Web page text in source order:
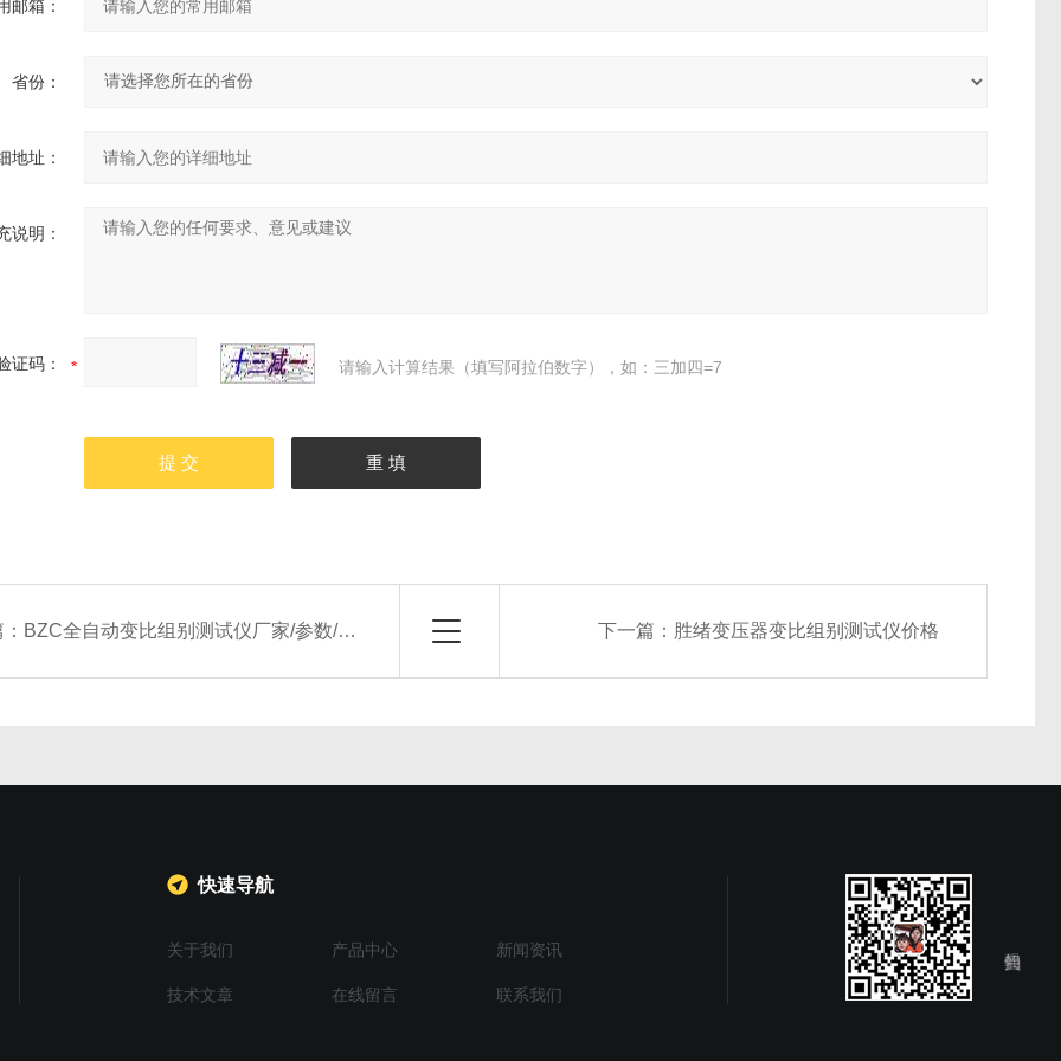
邮箱：
省份：
地址：
说明：
证码： 请输入计算结果（填写阿拉伯数字），如：三加四=7
BZC全自动变比组别测试仪厂家/参数/报价 下一篇： 胜绪变压器变比组别测试仪价格
快速导航
关于我们 产品中心 新闻资讯
技术文章 在线留言 联系我们